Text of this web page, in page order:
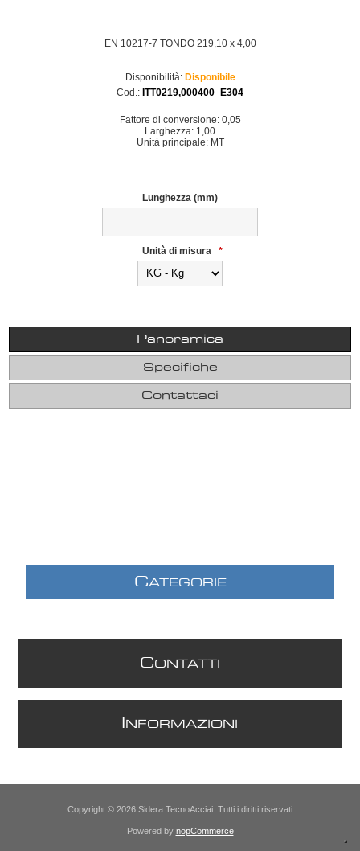
EN 10217-7 TONDO 219,10 x 4,00
Disponibilità: Disponibile
Cod.: ITT0219,000400_E304
Fattore di conversione: 0,05
Larghezza: 1,00
Unità principale: MT
Lunghezza (mm)
Unità di misura *
Panoramica
Specifiche
Contattaci
CATEGORIE
CONTATTI
NFORMAZIONI
Copyright © 2026 Sidera TecnoAcciai. Tutti i diritti riservati
Powered by nopCommerce